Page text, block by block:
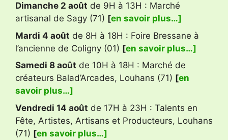
Dimanche 2 août de 9H à 13H : Marché
artisanal de Sagy (71) [en savoir plus…]
Mardi 4 août de 8H à 18H : Foire Bressane à
l’ancienne de Coligny (01) [en savoir plus…]
Samedi 8 août de 10H à 18H : Marché de
créateurs Balad’Arcades, Louhans (71) [en
savoir plus…]
Vendredi 14 août de 17H à 23H : Talents en
Fête, Artistes, Artisans et Producteurs, Louhans
(71) [en savoir plus…]